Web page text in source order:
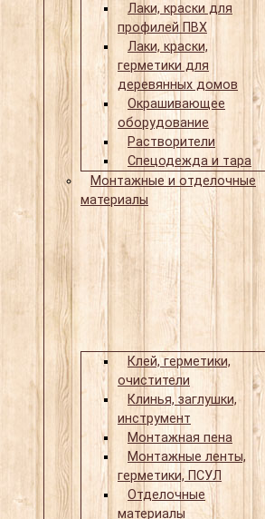
Лаки, краски для
профилей ПВХ
Лаки, краски,
герметики для
деревянных домов
Окрашивающее
оборудование
Растворители
Спецодежда и тара
Монтажные и отделочные
материалы
Клей, герметики,
очистители
Клинья, заглушки,
инструмент
Монтажная пена
Монтажные ленты,
герметики, ПСУЛ
Отделочные
материалы